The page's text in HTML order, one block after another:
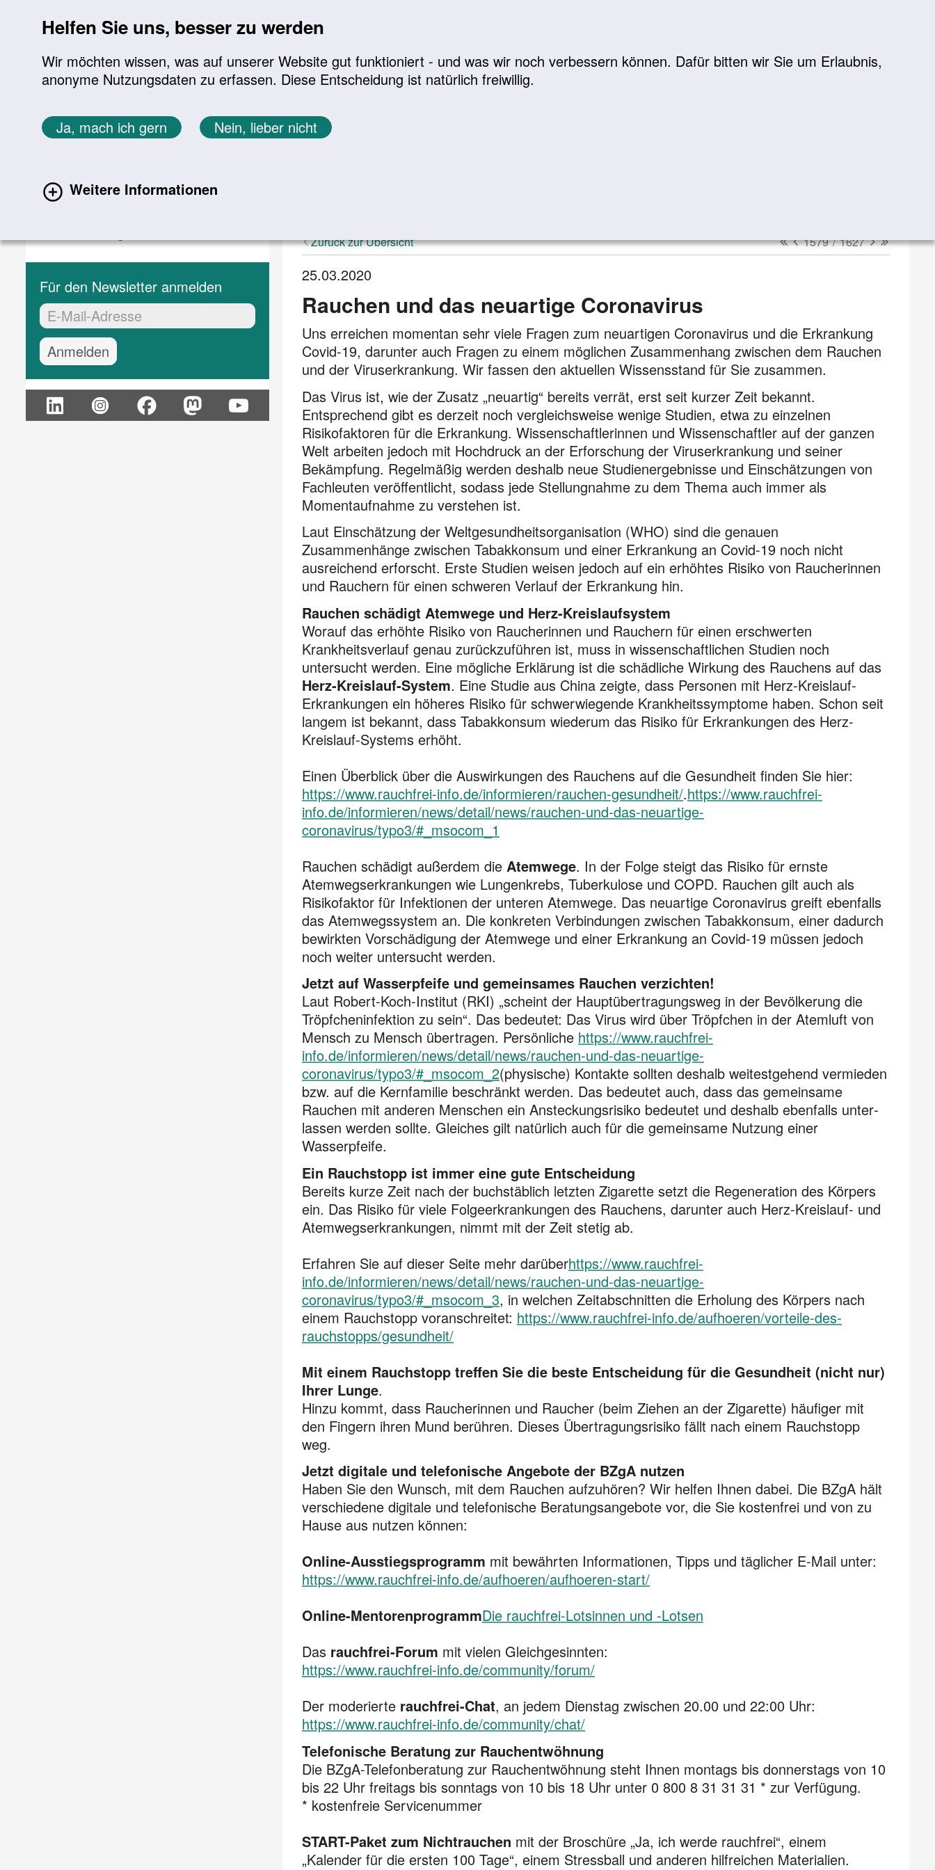
Helfen Sie uns, besser zu werden
Wir möchten wissen, was auf unserer Website gut funktioniert - und was wir noch verbessern können. Dafür bitten wir Sie um Erlaubnis,
anonyme Nutzungsdaten zu erfassen. Diese Entscheidung ist natürlich freiwillig.
Ja, mach ich gern Nein, lieber nicht
Weitere Informationen
Sie befinden sich hier:
Startseite Aktuelles Aktuelle Meldungen
Aktuelle Meldungen
Für den Newsletter anmelden
EMail-Adresse:*
Zurück zur Übersicht erster
vorheriger
1579/1627nächster
letzter
25.03.2020
Rauchen und das neuartige Coronavirus
Uns erreichen momentan sehr viele Fragen zum neuartigen Coronavirus und die Erkrankung
Covid-19, darun­ter auch Fragen zu einem möglichen Zusammenhang zwischen dem Rauchen
und der Virus­erkran­kung. Wir fassen den aktuellen Wissens­stand für Sie zusammen.
Das Virus ist, wie der Zusatz „neuartig“ bereits verrät, erst seit kurzer Zeit bekannt.
Entsprechend gibt es derzeit noch vergleichsweise wenige Studien, etwa zu einzelnen
Risikofaktoren für die Erkrankung. Wissen­schaftlerinnen und Wissenschaftler auf der ganzen
Welt arbeiten jedoch mit Hochdruck an der Erforschung der Viruserkrankung und seiner
Bekämpfung. Regelmäßig werden deshalb neue Studien­ergeb­nisse und Einschätzungen von
Fachleuten veröffentlicht, sodass jede Stellungnahme zu dem Thema auch immer als
Momentaufnahme zu verstehen ist.
Laut Einschätzung der Weltgesundheitsorganisation (WHO) sind die genauen
Zusammenhänge zwischen Tabakkonsum und einer Erkrankung an Covid-19 noch nicht
ausreichend erforscht. Erste Studien weisen jedoch auf ein erhöhtes Risiko von Raucherinnen
und Rauchern für einen schweren Verlauf der Erkrankung hin.
Rauchen schädigt Atemwege und Herz-Kreislaufsystem
Worauf das erhöhte Risiko von Raucherinnen und Rauchern für einen erschwerten
Krankheitsverlauf genau zurückzuführen ist, muss in wissenschaftlichen Studien noch
untersucht werden. Eine mögliche Erklärung ist die schädliche Wirkung des Rauchens auf das
Herz-Kreislauf-System. Eine Studie aus China zeigte, dass Personen mit Herz-Kreislauf-
Erkrankungen ein höheres Risiko für schwerwiegende Krank­heits­symptome haben. Schon seit
langem ist bekannt, dass Tabakkonsum wiederum das Risiko für Erkran­kungen des Herz-
Kreislauf-Systems erhöht.
Einen Überblick über die Auswirkungen des Rauchens auf die Gesundheit finden Sie hier:
https://www.rauchfrei-info.de/informieren/rauchen-gesundheit/.https://www.rauchfrei-
info.de/informieren/news/detail/news/rauchen-und-das-neuartige-
coronavirus/typo3/#_msocom_1
Rauchen schädigt außerdem die Atemwege. In der Folge steigt das Risiko für ernste
Atemwegserkrankungen wie Lungenkrebs, Tuberkulose und COPD. Rauchen gilt auch als
Risikofaktor für Infektionen der unteren Atemwege. Das neuartige Coronavirus greift ebenfalls
das Atemwegssystem an. Die konkreten Verbindungen zwischen Tabakkonsum, einer dadurch
bewirkten Vorschädigung der Atem­wege und einer Erkrankung an Covid-19 müssen jedoch
noch weiter untersucht werden.
Jetzt auf Wasserpfeife und gemeinsames Rauchen verzichten!
Laut Robert-Koch-Institut (RKI) „scheint der Hauptübertragungsweg in der Bevölkerung die
Tröpfchen­infek­tion zu sein“. Das bedeutet: Das Virus wird über Tröpfchen in der Atemluft von
Mensch zu Mensch übertragen. Persönliche https://www.rauchfrei-
info.de/informieren/news/detail/news/rauchen-und-das-neuartige-
coronavirus/typo3/#_msocom_2(physische) Kontakte sollten deshalb weitestgehend vermieden
bzw. auf die Kernfamilie beschränkt werden. Das bedeutet auch, dass das gemeinsame
Rauchen mit anderen Men­schen ein Ansteckungsrisiko bedeutet und deshalb ebenfalls unter­
lassen werden sollte. Gleiches gilt natürlich auch für die gemeinsame Nutzung einer
Wasserpfeife.
Ein Rauchstopp ist immer eine gute Entscheidung
Bereits kurze Zeit nach der buchstäblich letzten Zigarette setzt die Regeneration des Körpers
ein. Das Risiko für viele Folgeerkrankungen des Rauchens, darunter auch Herz-Kreislauf- und
Atem­wegs­erkran­kun­gen, nimmt mit der Zeit stetig ab.
Erfahren Sie auf dieser Seite mehr darüberhttps://www.rauchfrei-
info.de/informieren/news/detail/news/rauchen-und-das-neuartige-
coronavirus/typo3/#_msocom_3, in welchen Zeitabschnitten die Erholung des Körpers nach
einem Rauchstopp voranschreitet: https://www.rauchfrei-info.de/aufhoeren/vorteile-des-
rauchstopps/gesundheit/
Mit einem Rauchstopp treffen Sie die beste Entscheidung für die Gesundheit (nicht nur)
Ihrer Lunge.
Hinzu kommt, dass Raucherinnen und Raucher (beim Ziehen an der Zigarette) häufiger mit
den Fingern ihren Mund berühren. Dieses Übertragungsrisiko fällt nach einem Rauchstopp
weg.
Jetzt digitale und telefonische Angebote der BZgA nutzen
Haben Sie den Wunsch, mit dem Rauchen aufzuhören? Wir helfen Ihnen dabei. Die BZgA hält
verschiedene digitale und telefonische Beratungsangebote vor, die Sie kostenfrei und von zu
Hause aus nutzen können:
Online-Ausstiegsprogramm mit bewährten Informationen, Tipps und täglicher E-Mail unter:
https://www.rauchfrei-info.de/aufhoeren/aufhoeren-start/
Online-MentorenprogrammDie rauchfrei-Lotsinnen und -Lotsen
Das rauchfrei-Forum mit vielen Gleichgesinnten:
https://www.rauchfrei-info.de/community/forum/
Der moderierte rauchfrei-Chat, an jedem Dienstag zwischen 20.00 und 22:00 Uhr:
https://www.rauchfrei-info.de/community/chat/
Telefonische Beratung zur Rauchentwöhnung
Die BZgA-Telefonberatung zur Rauchentwöhnung steht Ihnen montags bis donnerstags von 10
bis 22 Uhr freitags bis sonntags von 10 bis 18 Uhr unter 0 800 8 31 31 31 * zur Verfügung.
* kostenfreie Servicenummer
START-Paket zum Nichtrauchen mit der Broschüre „Ja, ich werde rauchfrei“, einem
„Kalender für die ersten 100 Tage“, einem Stressball und anderen hilfreichen Materialien.